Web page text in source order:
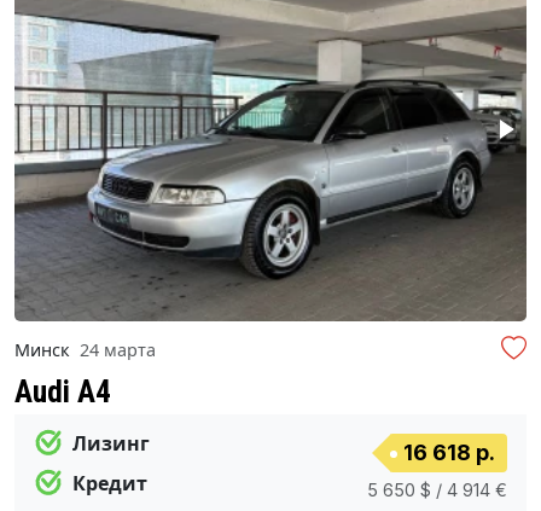
Минск 24 марта
Audi A4
Лизинг
Кредит
16 618 р.
5 650 $ / 4 914 €